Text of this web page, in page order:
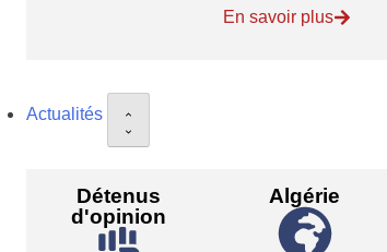
En savoir plus
Actualités
Détenus
d'opinion
Algérie